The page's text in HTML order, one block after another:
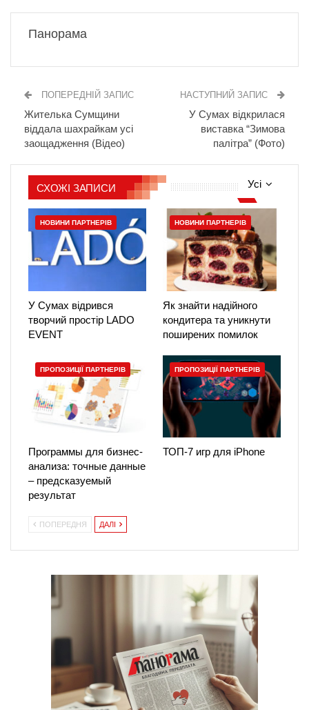
Панорама
ПОПЕРЕДНІЙ ЗАПИС
Жителька Сумщини
віддала шахрайкам усі
заощадження (Відео)
НАСТУПНИЙ ЗАПИС
У Сумах відкрилася
виставка “Зимова
палітра” (Фото)
Усі
СХОЖІ ЗАПИСИ
НОВИНИ ПАРТНЕРІВ
У Сумах відрився
творчий простір LADO
EVENT
НОВИНИ ПАРТНЕРІВ
Як знайти надійного
кондитера та уникнути
поширених помилок
ПРОПОЗИЦІЇ ПАРТНЕРІВ
Программы для бизнес-
анализа: точные данные
– предсказуемый
результат
ПРОПОЗИЦІЇ ПАРТНЕРІВ
ТОП-7 игр для iPhone
ПОПЕРЕДНЯ ДАЛІ